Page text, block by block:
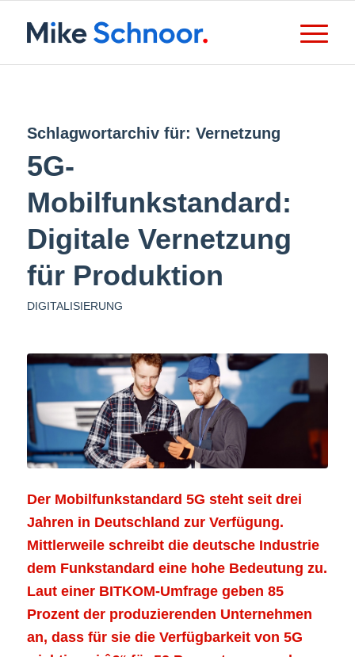
Schlagwortarchiv für: Vernetzung
5G-
Mobilfunkstandard:
Digitale Vernetzung
für Produktion
DIGITALISIERUNG
Der Mobilfunkstandard 5G steht seit drei
Jahren in Deutschland zur Verfügung.
Mittlerweile schreibt die deutsche Industrie
dem Funkstandard eine hohe Bedeutung zu.
Laut einer BITKOM-Umfrage geben 85
Prozent der produzierenden Unternehmen
an, dass für sie die Verfügbarkeit von 5G